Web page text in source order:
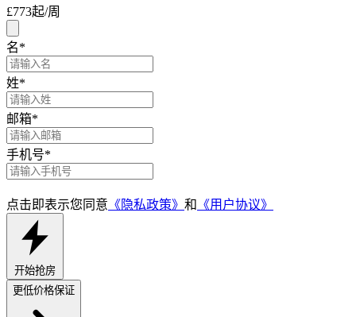
£773起/周
名*
姓*
邮箱*
手机号*
点击即表示您同意 《隐私政策》 和 《用户协议》
开始抢房
更低价格保证